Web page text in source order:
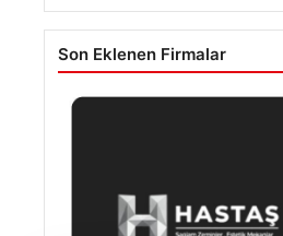
Son Eklenen Firmalar